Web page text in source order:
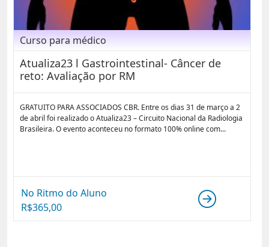
Curso para médico
Atualiza23 l Gastrointestinal- Câncer de
reto: Avaliação por RM
GRATUITO PARA ASSOCIADOS CBR. Entre os dias 31 de março a 2
de abril foi realizado o Atualiza23 – Circuito Nacional da Radiologia
Brasileira. O evento aconteceu no formato 100% online com...
No Ritmo do Aluno
R$365,00